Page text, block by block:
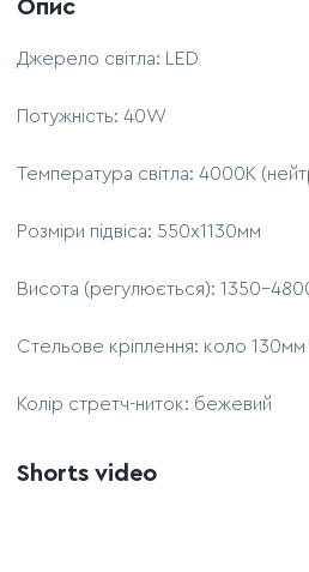
Опис
Джерело світла: LED
Потужність: 40W
Температура світла: 4000К
Розміри підвіса: 550х1130мм
Висота (регулюється): 1350-
Стельове кріплення: коло 130мм
Колір стретч-ниток: бежевий
Shorts video